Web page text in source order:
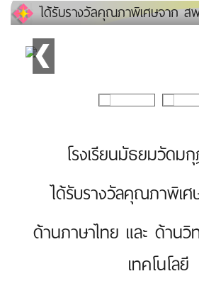
ได้รับรางวัลคุณภาพิเศษจาก ส
โรงเรียนมัธยมวัดม
ได้รับรางวัลคุณภาพิเ
ด้านภาษาไทย และ ด้านวิ
เทคโนโลยี